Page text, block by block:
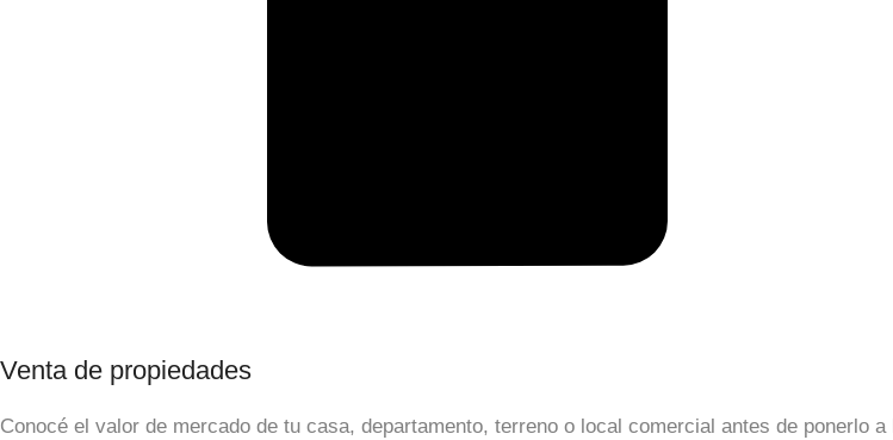
Venta de propiedades
Conocé el valor de mercado de tu casa, departamento, terreno o local comercial antes de ponerlo a